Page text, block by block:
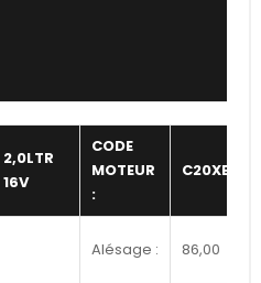
2,0LTR
16V
CODE
MOTEUR
:
C20XE
Alésage : 86,00